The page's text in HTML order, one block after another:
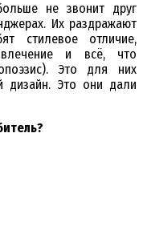
не звонит друг
Их раздражают
стилевое отличие,
и всё, что
Это для них
дизайн. Это они дали